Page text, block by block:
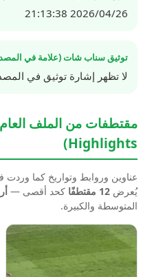
2026/04/26 21:13:38
توثيق سناب شات (علامة في
لا تظهر إشارة توثيق في
Highlights)
يُعرض 12 مقتطفًا كحد أقصى —
المتوسطة والكبيرة.